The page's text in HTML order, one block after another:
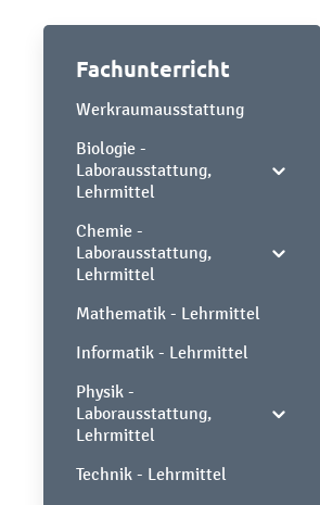
Fachunterricht
Werkraumausstattung
Biologie -
Laborausstattung,
Lehrmittel
Chemie -
Laborausstattung,
Lehrmittel
Mathematik - Lehrmittel
Informatik - Lehrmittel
Physik -
Laborausstattung,
Lehrmittel
Technik - Lehrmittel